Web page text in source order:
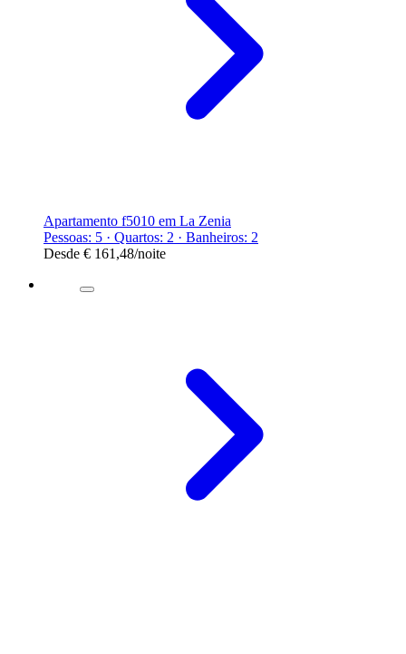
Apartamento f5010 em La Zenia
Pessoas: 5 · Quartos: 2 · Banheiros: 2
Desde € 161,48/noite